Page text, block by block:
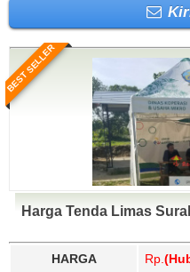
BEST SELLER
Harga Tenda Limas
HARGA Rp.